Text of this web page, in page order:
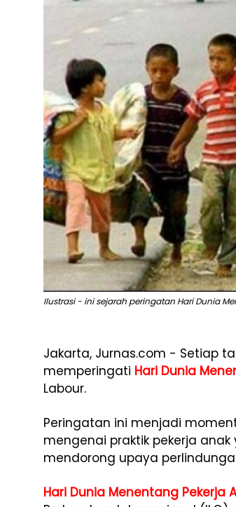
Ilustrasi - ini sejarah peringatan Hari Dunia
Jakarta, Jurnas.com - Setiap
memperingati Hari Dunia
Labour.
Peringatan ini menjadi
mengenai praktik pekerja
mendorong upaya
Hari Dunia Menentang Pekerja